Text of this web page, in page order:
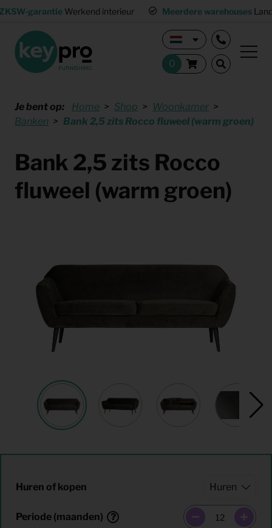
garantie Werkend interieur Meerdere warehouses
Je bent op: Home Shop
Woonkamer
Banken
Bank 2,5 zits Rocco fluweel (warm groen)
Bank 2,5 zits Rocco
fluweel (warm groen)
Huren of kopen
Periode (maanden)